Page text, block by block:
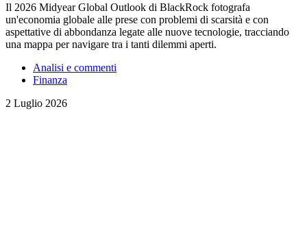
Il 2026 Midyear Global Outlook di BlackRock fotografa
un'economia globale alle prese con problemi di scarsità e con
aspettative di abbondanza legate alle nuove tecnologie, tracciando
una mappa per navigare tra i tanti dilemmi aperti.
Analisi e commenti
Finanza
2 Luglio 2026